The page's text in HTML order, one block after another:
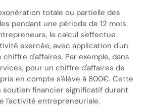
totale ou partielle des
pendant une période de 12 mois.
le calcul s'effectue
exercée, avec application d'un
d'affaires. Par exemple, dans
pour un chiffre d'affaires de
en compte s'élève à 800€. Cette
financier significatif durant
l'activité entrepreneuriale.